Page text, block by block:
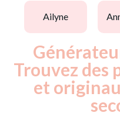
ailyne
Trouvez des
et